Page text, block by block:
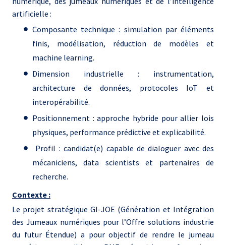
artificielle :
Composante technique : simulation par éléments
finis, modélisation, réduction de modèles et
machine learning.
Dimension industrielle : instrumentation,
architecture de données, protocoles IoT et
interopérabilité.
Positionnement : approche hybride pour allier lois
physiques, performance prédictive et explicabilité.
Profil : candidat(e) capable de dialoguer avec des
mécaniciens, data scientists et partenaires de
recherche.
Contexte :
Le projet stratégique GI-JOE (Génération et Intégration
des Jumeaux numériques pour l’Offre solutions industrie
du futur Étendue) a pour objectif de rendre le jumeau